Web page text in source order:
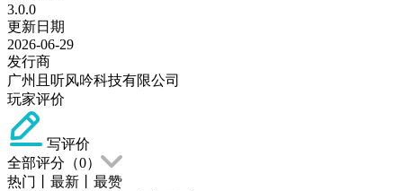
3.0.0
更新日期
2026-06-29
发行商
广州且听风吟科技有限公司
玩家评价
写评价
全部评分（0）
热门
最新
最赞